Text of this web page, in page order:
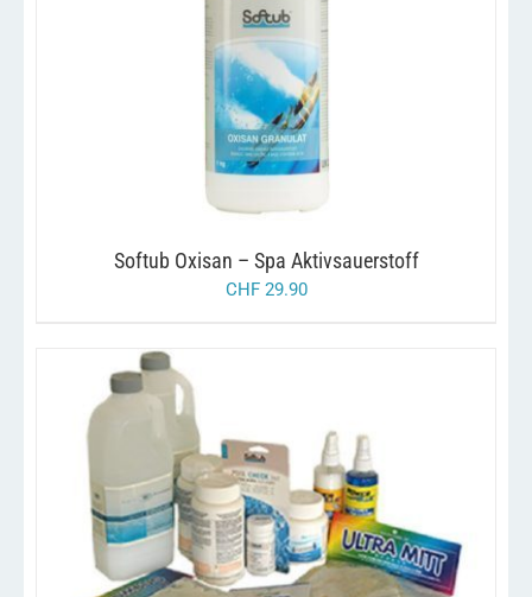
IN DEN WARENKORB /
Softub Oxisan – Spa Aktivsauerstoff
CHF29.90
IN DEN WARENKORB / DETAILS